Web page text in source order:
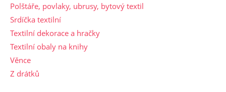
Polštáře, povlaky, ubrusy, bytový textil
Srdíčka textilní
Textilní dekorace a hračky
Textilní obaly na knihy
Věnce
Z drátků